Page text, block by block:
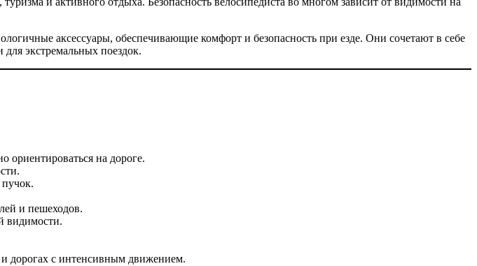
аксессуары, обеспечивающие комфорт и безопасность при езде. Они сочетают в себе
экстремальных поездок.
ориентироваться на дороге.
и пешеходов.
видимости.
дорогах с интенсивным движением.